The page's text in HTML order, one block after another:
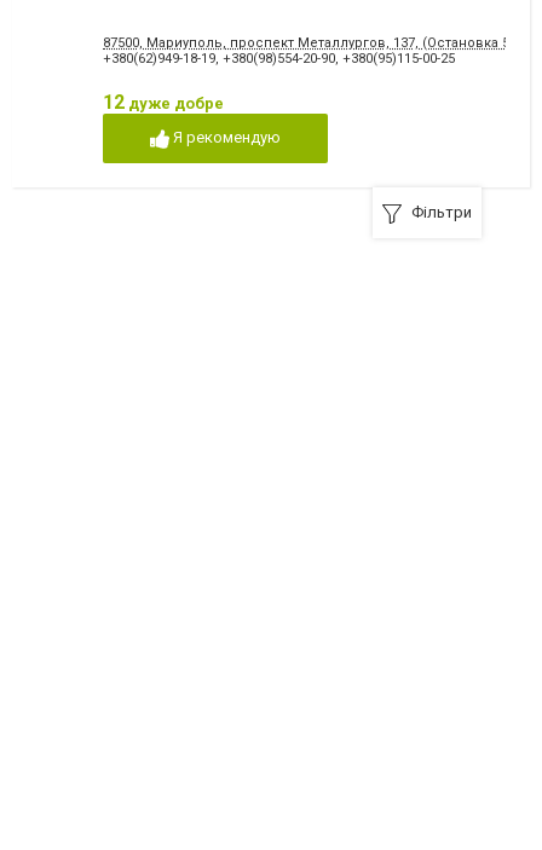
87500, Мариуполь, проспект Металлургов, 137, (Остановка 5-
+380(62)949-18-19, +380(98)554-20-90, +380(95)115-00-25
12 дуже добре
Я рекомендую
Фільтри